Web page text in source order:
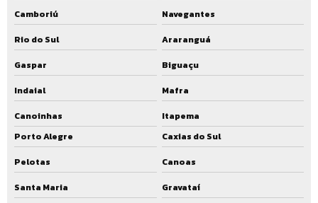
Preço estação de tratamento uasb
Valor estação de tratamento uasb
Comprar estação de tratamento uasb
Estação de tratamento de esgoto com reator uasb
Estação de tratamento de efluentes com biofiltro
Camboriú
Navegantes
Rio do Sul
Araranguá
Gaspar
Biguaçu
Indaial
Mafra
Canoinhas
Itapema
Porto Alegre
Caxias do Sul
Pelotas
Canoas
Santa Maria
Gravataí